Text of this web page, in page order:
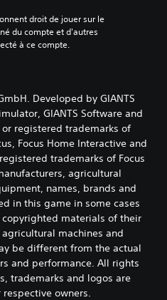
droit de jouer sur le
du compte et d'autres
à ce compte.
Developed by GIANTS
GIANTS Software and
registered trademarks of
Focus Home Interactive and
trademarks of Focus
agricultural
names, brands and
in this game in some cases
materials of their
machines and
be different from the actual
and performance. All rights
trademarks and logos are
owners.